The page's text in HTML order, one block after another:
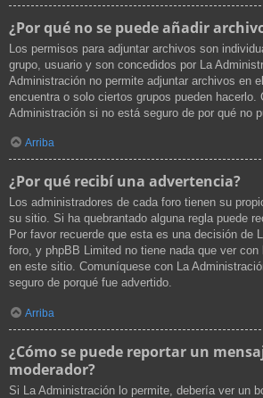
¿Por qué no se puede añadir
Los permisos para adjuntar archivos son
grupo, usuario y son concedidos por La
Administración no permite adjuntar archivos en
encuentra o solo ciertos grupos pueden hacerlo.
Administración si no está seguro de por qué no
Arriba
¿Por qué recibí una advertencia?
Los administradores de cada foro tienen su
su sitio. Si ha quebrantado alguna regla puede
Por favor recuerde que esta es una decisión de
foro, y phpBB Limited no tiene nada que ver
en este sitio. Comuníquese con La
seguro de porqué fue advertido.
Arriba
¿Cómo se puede reportar un
moderador?
Si La Administración lo permite, debería ver un